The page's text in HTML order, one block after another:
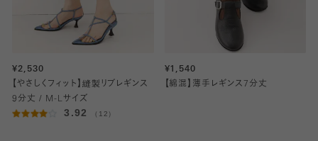
¥2,530
【やさしくフィット】縫製リブレギンス
9分丈 / M-Lサイズ
3.92 （12）
¥1,540
【綿混】薄手レギンス7分丈